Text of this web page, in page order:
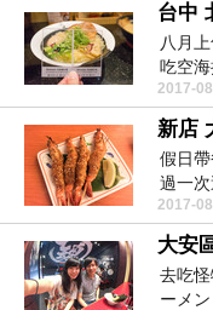
八月
吃空
初去金
2017-
新店
假日
過一
點了很
2017-
大安
去吃
ーメ